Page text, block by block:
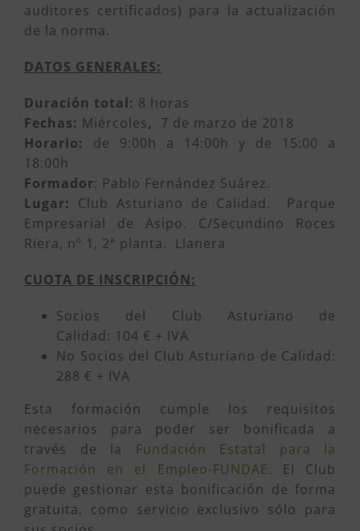
auditores certificados) para la actualización
de la norma.
DATOS GENERALES:
Duración total: 8 horas
Fechas: Miércoles,
7 de marzo de 2018
Horario: de 9:00h a 14:00h y de 15:00 a
18:00h
Formador: Pablo Fernández Suárez.
Lugar: Club Asturiano de Calidad. Parque
Empresarial de Asipo. C/Secundino Roces
Riera, nº 1, 2ª planta. Llanera
CUOTA DE INSCRIPCIÓN:
Socios del Club Asturiano de
Calidad: 104 € + IVA
No Socios del Club Asturiano de Calidad:
288 € + IVA
Esta formación cumple los requisitos
necesarios para poder ser bonificada a
través de la Fundación Estatal para la
Formación en el Empleo-FUNDAE. El Club
puede gestionar esta bonificación de forma
gratuita, como servicio exclusivo sólo para